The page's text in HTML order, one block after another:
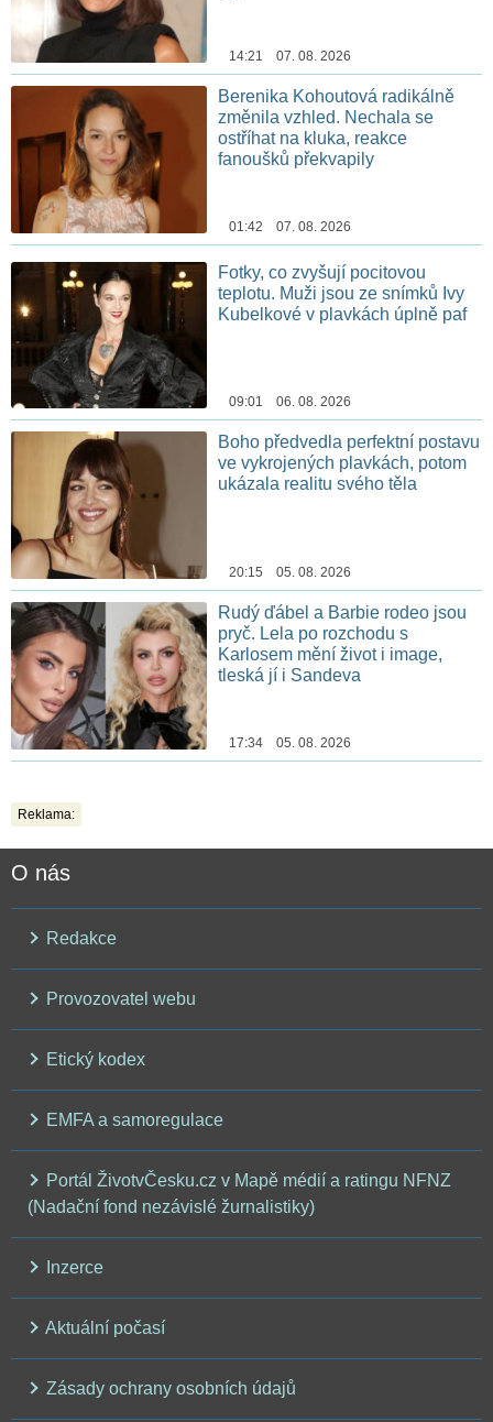
14:21 07. 08. 2026
Berenika Kohoutová radikálně
změnila vzhled. Nechala se
ostříhat na kluka, reakce
fanoušků překvapily
01:42 07. 08. 2026
Fotky, co zvyšují pocitovou
teplotu. Muži jsou ze snímků Ivy
Kubelkové v plavkách úplně paf
09:01 06. 08. 2026
Boho předvedla perfektní postavu
ve vykrojených plavkách, potom
ukázala realitu svého těla
20:15 05. 08. 2026
Rudý ďábel a Barbie rodeo jsou
pryč. Lela po rozchodu s
Karlosem mění život i image,
tleská jí i Sandeva
17:34 05. 08. 2026
Reklama:
O nás
Redakce
Provozovatel webu
Etický kodex
EMFA a samoregulace
Portál ŽivotvČesku.cz v Mapě médií a ratingu NFNZ
(Nadační fond nezávislé žurnalistiky)
Inzerce
Aktuální počasí
Zásady ochrany osobních údajů